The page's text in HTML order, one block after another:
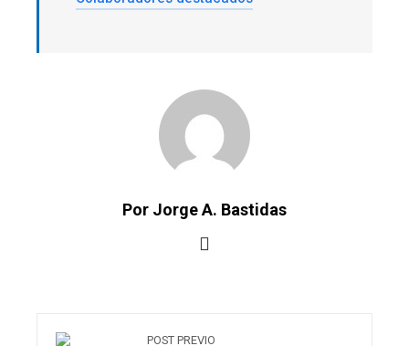
Por Jorge A. Bastidas
POST PREVIO